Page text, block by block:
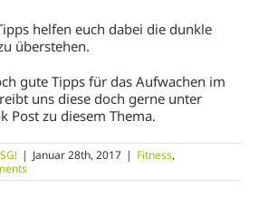
helfen euch dabei die dunkle
überstehen.
gute Tipps für das Aufwachen im
uns diese doch gerne unter
Post zu diesem Thema.
| Januar 28th, 2017 | Fitness,